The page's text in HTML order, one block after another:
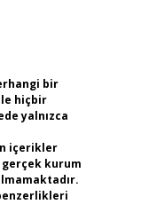
bir
hiçbir
yalnızca
içerikler
kurum